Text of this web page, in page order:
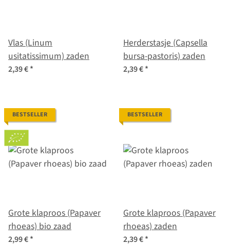
Vlas (Linum
usitatissimum) zaden
2,39 €*
Herderstasje (Capsella
bursa-pastoris) zaden
2,39 €*
BESTSELLER
Grote klaproos (Papaver
rhoeas) bio zaad
2,99 €*
BESTSELLER
Grote klaproos (Papaver
rhoeas) zaden
2,39 €*